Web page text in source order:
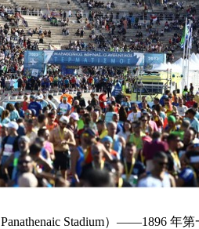
Panathenaic Stadium）——1896 年第